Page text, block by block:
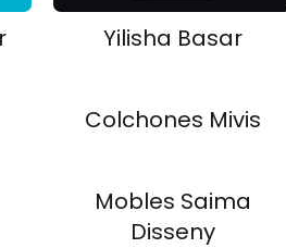
Yilisha Basar
Colchones Mivis
Mobles Saima
Disseny